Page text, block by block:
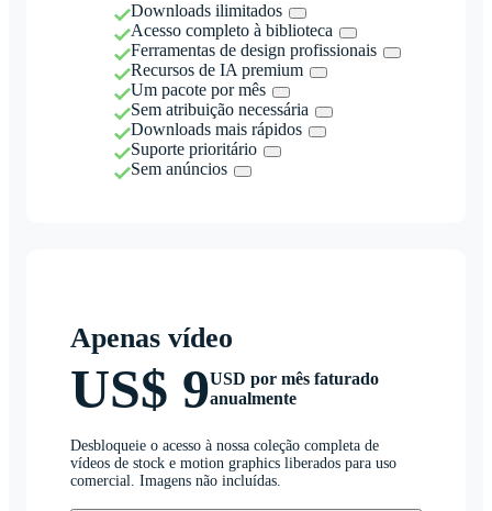
Downloads ilimitados
Acesso completo à biblioteca
Ferramentas de design profissionais
Recursos de IA premium
Um pacote por mês
Sem atribuição necessária
Downloads mais rápidos
Suporte prioritário
Sem anúncios
Apenas vídeo
US$ 9USD por mês faturado
anualmente
Desbloqueie o acesso à nossa coleção completa de
vídeos de stock e motion graphics liberados para uso
comercial. Imagens não incluídas.